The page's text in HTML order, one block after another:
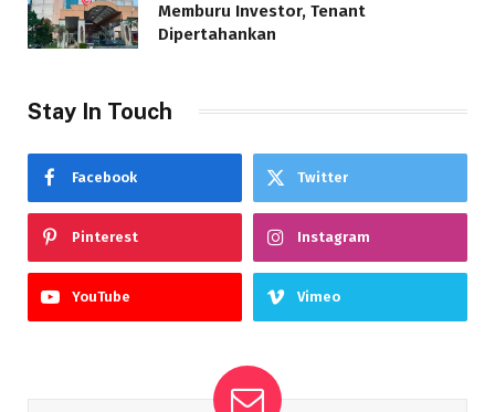
Memburu Investor, Tenant
Dipertahankan
Stay In Touch
Facebook Twitter
Pinterest Instagram
YouTube Vimeo